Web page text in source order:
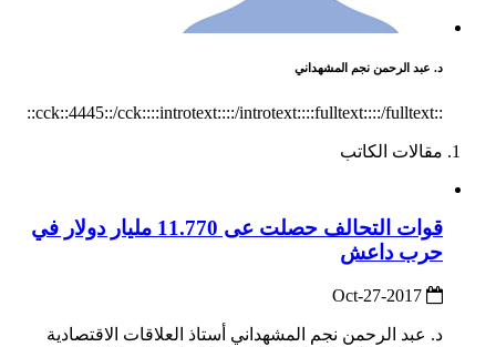
د. عبد الرحمن نجم المشهداني
::cck::4445::/cck::::introtext::::/introtext::::fulltext::::/fulltext::
مقالات الكاتب
قوات التحالف حصلت عى 11.770 مليار دولار في
حرب داعش
د. عبد الرحمن نجم المشهداني أستاذ العلاقات الاقتصادية